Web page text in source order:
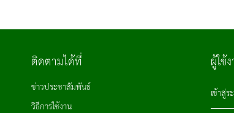
ติดตามได้ที่
ข่าวประชาสัมพันธ์
วิธีการใช้งาน
ผู้ใช้
เข้าสู่